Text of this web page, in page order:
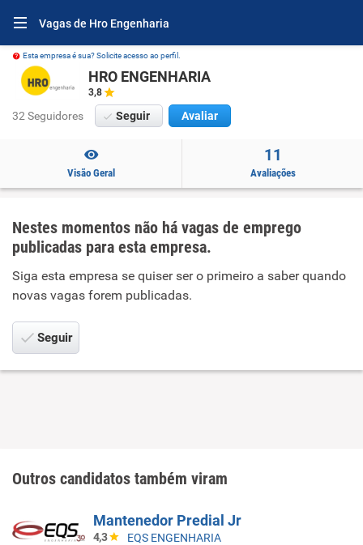
Vagas de Hro Engenharia
Esta empresa é sua? Solicite acesso ao perfil.
HRO ENGENHARIA
3,8
32 Seguidores Seguir Avaliar
Visão Geral
11
Avaliações
Nestes momentos não há vagas de emprego
publicadas para esta empresa.
Siga esta empresa se quiser ser o primeiro a saber quando
novas vagas forem publicadas.
Seguir
Outros candidatos também viram
Mantenedor Predial Jr
4,3 EQS ENGENHARIA